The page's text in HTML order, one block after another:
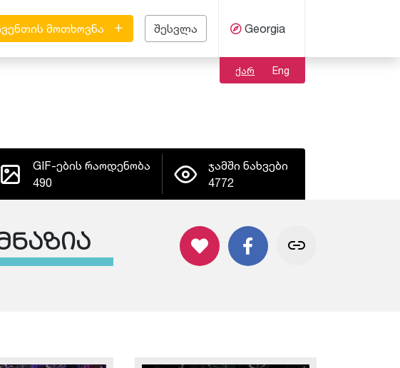
Georgia
მოთხოვნა შესვლა
ქარ Eng
GIF-ების რაოდენობა
490
ჯამში ნახვები
4772